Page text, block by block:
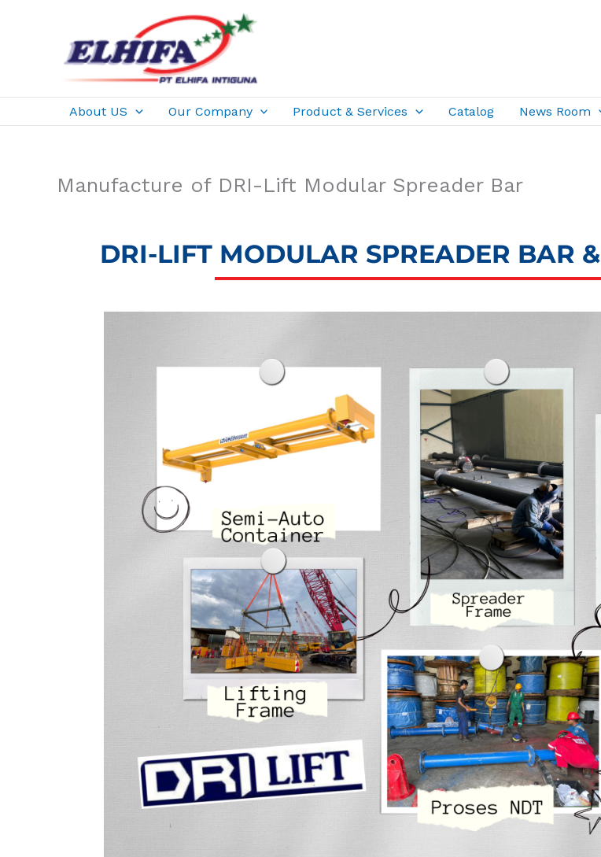
About US Our Company Product & Services Catalog News Room
Manufacture of DRI-Lift Modular Spreader Bar
DRI-LIFT MODULAR SPREADER BAR